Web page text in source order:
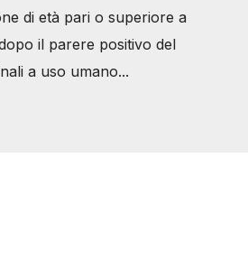
di età pari o superiore a
il parere positivo del
a uso umano...